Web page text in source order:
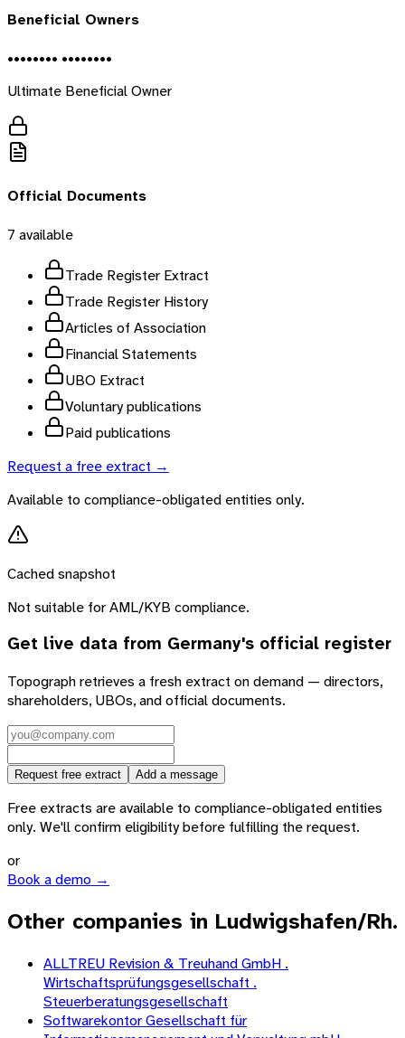
Beneficial Owners
•••••••• ••••••••
Ultimate Beneficial Owner
Official Documents
7 available
Trade Register Extract
Trade Register History
Articles of Association
Financial Statements
UBO Extract
Voluntary publications
Paid publications
Request a free extract →
Available to compliance-obligated entities only.
Cached snapshot
Not suitable for AML/KYB compliance.
Get live data from Germany's official register
Topograph retrieves a fresh extract on demand — directors,
shareholders, UBOs, and official documents.
Request free extract Add a message
Free extracts are available to compliance-obligated entities
only. We'll confirm eligibility before fulfilling the request.
or
Book a demo →
Other companies in Ludwigshafen/Rh.
ALLTREU Revision & Treuhand GmbH .
Wirtschaftsprüfungsgesellschaft .
Steuerberatungsgesellschaft
Softwarekontor Gesellschaft für